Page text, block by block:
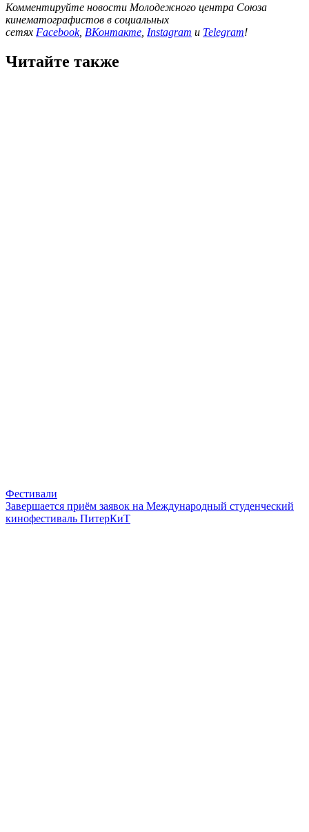
Комментируйте новости Молодежного центра Союза
кинематографистов в социальных
сетях Facebook, ВКонтакте Instagram и Telegram!
Читайте также
Фестивали
Завершается приём заявок на Международный студенческий
кинофестиваль ПитерКиТ